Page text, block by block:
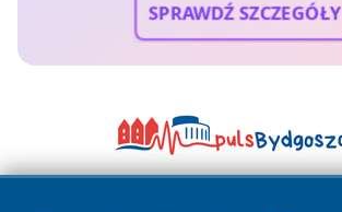
SPRAWDŹ SZCZEGÓŁY